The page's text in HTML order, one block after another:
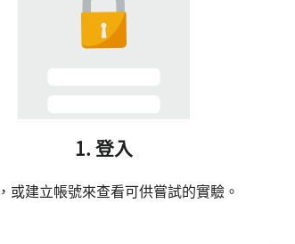
1. 登入
或建立帳號來查看可供嘗試的實驗。